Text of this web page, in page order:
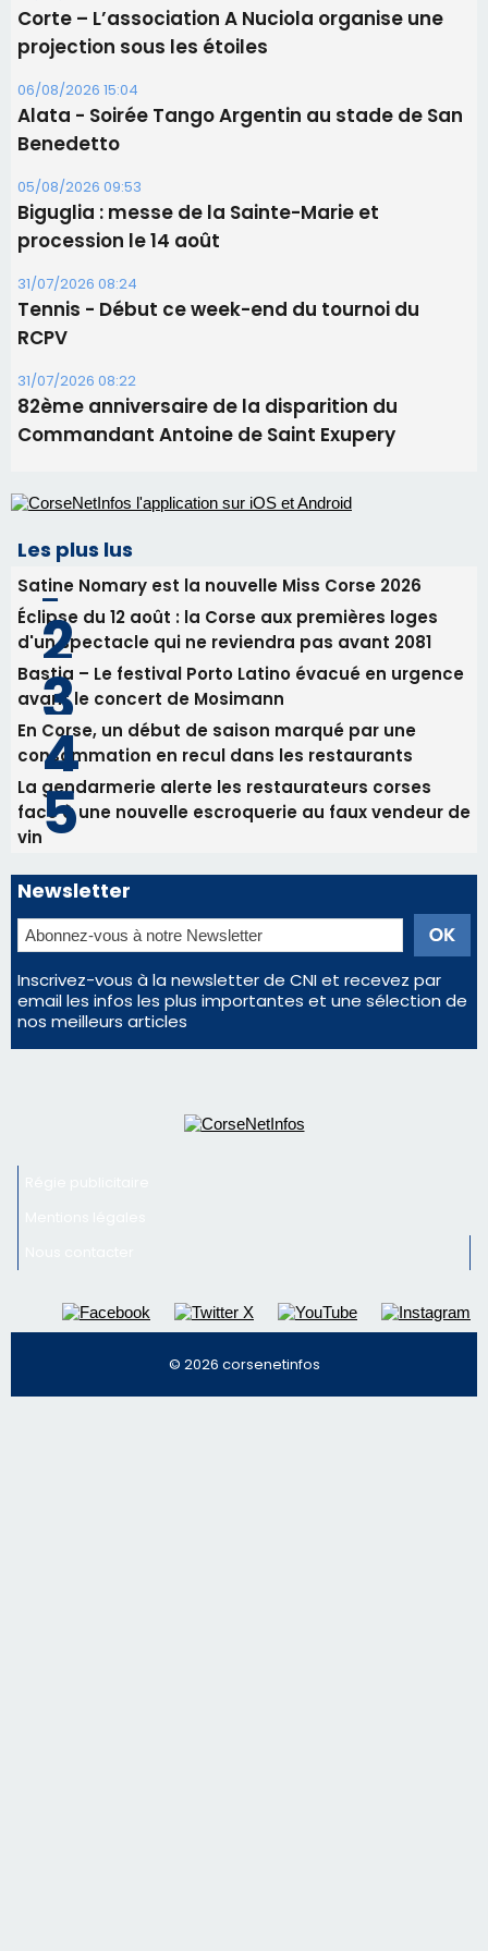
Les brèves
06/08/2026 15:57
Ucciani – Marché des producteurs à Cruculi le
11 août
06/08/2026 15:25
Corte – L’association A Nuciola organise une
projection sous les étoiles
06/08/2026 15:04
Alata - Soirée Tango Argentin au stade de San
Benedetto
05/08/2026 09:53
Biguglia : messe de la Sainte-Marie et
procession le 14 août
Tennis - Début ce week-end du tournoi du
RCPV
31/07/2026 08:22
82ème anniversaire de la disparition du
Commandant Antoine de Saint Exupery
Les plus lus
Satine Nomary est la nouvelle Miss Corse 2026
Éclipse du 12 août : la Corse aux premières loges
d'un spectacle qui ne reviendra pas avant 2081
Bastia – Le festival Porto Latino évacué en urgence
avant le concert de Mosimann
En Corse, un début de saison marqué par une
consommation en recul dans les restaurants
La gendarmerie alerte les restaurateurs corses
face à une nouvelle escroquerie au faux vendeur de